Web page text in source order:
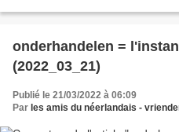
onderhandelen =
(2022_03_21)
Publié le 21/03/2022 à 06:09
Par les amis du néerlandais -